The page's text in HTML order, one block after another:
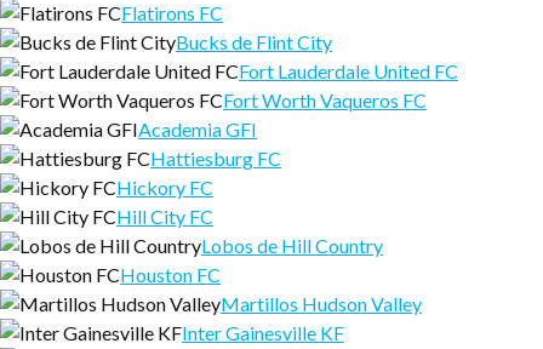
Flatirons FC
Bucks de Flint City
Fort Lauderdale United FC
Fort Worth Vaqueros FC
Academia GFI
Hattiesburg FC
Hickory FC
Hill City FC
Lobos de Hill Country
Houston FC
Martillos Hudson Valley
Inter Gainesville KF